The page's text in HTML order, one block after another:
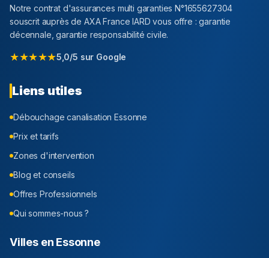
Notre contrat d'assurances multi garanties N°1655627304
souscrit auprès de AXA France IARD vous offre : garantie
décennale, garantie responsabilité civile.
★★★★★5,0/5 sur Google
Liens utiles
Débouchage canalisationEssonne
Prix et tarifs
Zones d'intervention
Blog et conseils
Offres Professionnels
Qui sommes-nous ?
Villes en Essonne